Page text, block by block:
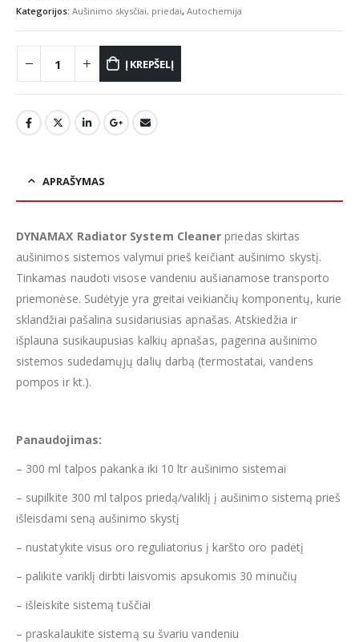
Kategorijos: Aušinimo skysčiai, priedai, Autochemija
Į KREPŠELĮ
APRAŠYMAS
DYNAMAX Radiator System Cleaner priedas skirtas
aušinimos sistemos valymui prieš keičiant aušinimo skystį.
Tinkamas naudoti visose vandeniu aušianamose transporto
priemonėse. Sudėtyje yra greitai veikiančių komponentų, kurie
sklandžiai pašalina susidariusias apnašas. Atskiedžia ir
išplauna susikaupusias kalkių apnašas, pagerina aušinimo
sistemos sudedamųjų dalių darbą (termostatai, vandens
pompos ir kt.).
Panaudojimas:
– 300 ml talpos pakanka iki 10 ltr aušinimo sistemai
– supilkite 300 ml talpos priedą/valiklį į aušinimo sistemą prieš
išleisdami seną aušinimo skystį
– nustatykite visus oro reguliatorius į karšto oro padėtį
– palikite variklį dirbti laisvomis apsukomis 30 minučių
– išleiskite sistemą tuščiai
– praskalaukite sistemą su švariu vandeniu